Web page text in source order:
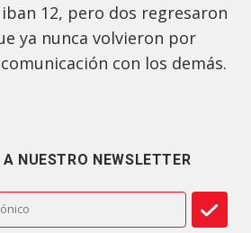
12, pero dos regresaron
ya nunca volvieron por
con los demás.
NUESTRO NEWSLETTER